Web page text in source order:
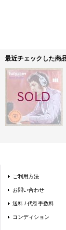
最近チェックした商
ご利用方法
お問い合わせ
送料 / 代引手数料
コンディション